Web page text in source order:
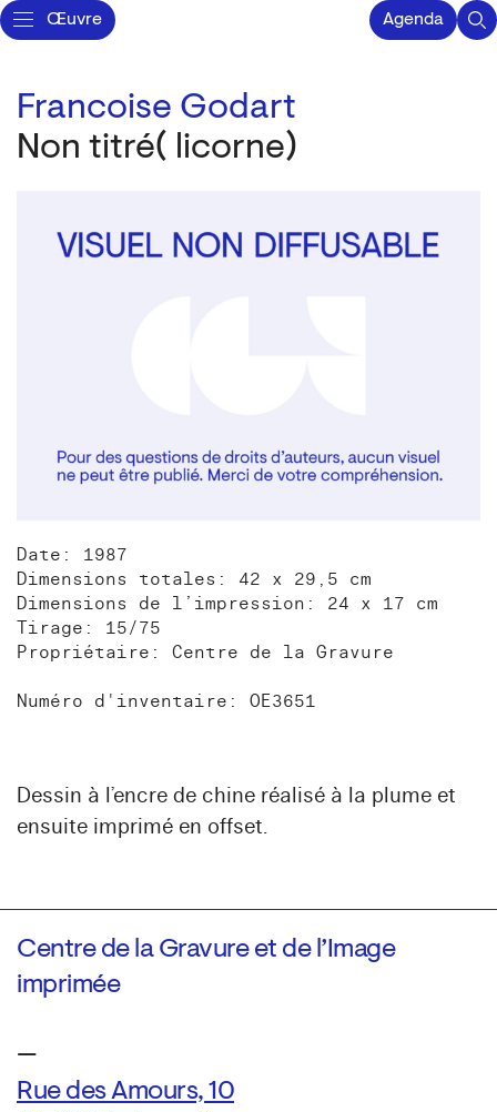
Œuvre Agenda
Francoise Godart
Non titré( licorne)
Date: 1987
Dimensions totales: 42 x 29,5 cm
Dimensions de l’impression: 24 x 17 cm
Tirage: 15/75
Propriétaire: Centre de la Gravure
Numéro d'inventaire: OE3651
Dessin à l’encre de chine réalisé à la plume et
ensuite imprimé en offset.
Centre de la Gravure et de l’Image
imprimée
—
Rue des Amours, 10